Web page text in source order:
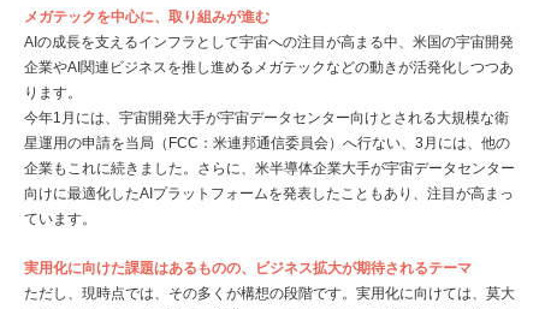
メガテックを中心に、取り組みが進む
AIの成長を支えるインフラとして宇宙への注目が高まる中、米国の宇宙開発
企業やAI関連ビジネスを推し進めるメガテックなどの動きが活発化しつつあ
ります。
今年1月には、宇宙開発大手が宇宙データセンター向けとされる大規模な衛
星運用の申請を当局（FCC：米連邦通信委員会）へ行ない、3月には、他の
企業もこれに続きました。さらに、米半導体企業大手が宇宙データセンター
向けに最適化したAIプラットフォームを発表したこともあり、注目が高まっ
ています。
実用化に向けた課題はあるものの、ビジネス拡大が期待されるテーマ
ただし、現時点では、その多くが構想の段階です。実用化に向けては、莫大